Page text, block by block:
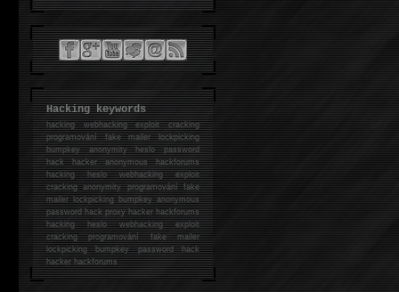
Hacking keywords
hackingwebhacking exploit cracking
programování fake mailer lockpicking
bumpkey anonymity heslo password
hackhacker anonymous hackforums
hackingheslo webhacking exploit
cracking anonymity programování fake
mailer lockpicking bumpkey anonymous
password hack proxy hacker hackforums
hacking heslo webhacking exploit
cracking programování fake mailer
lockpicking bumpkey password hack
hackerhackforums